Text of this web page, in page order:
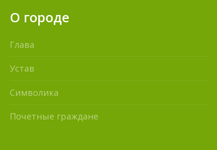
О городе
Глава
Устав
Символика
Почетные граждане